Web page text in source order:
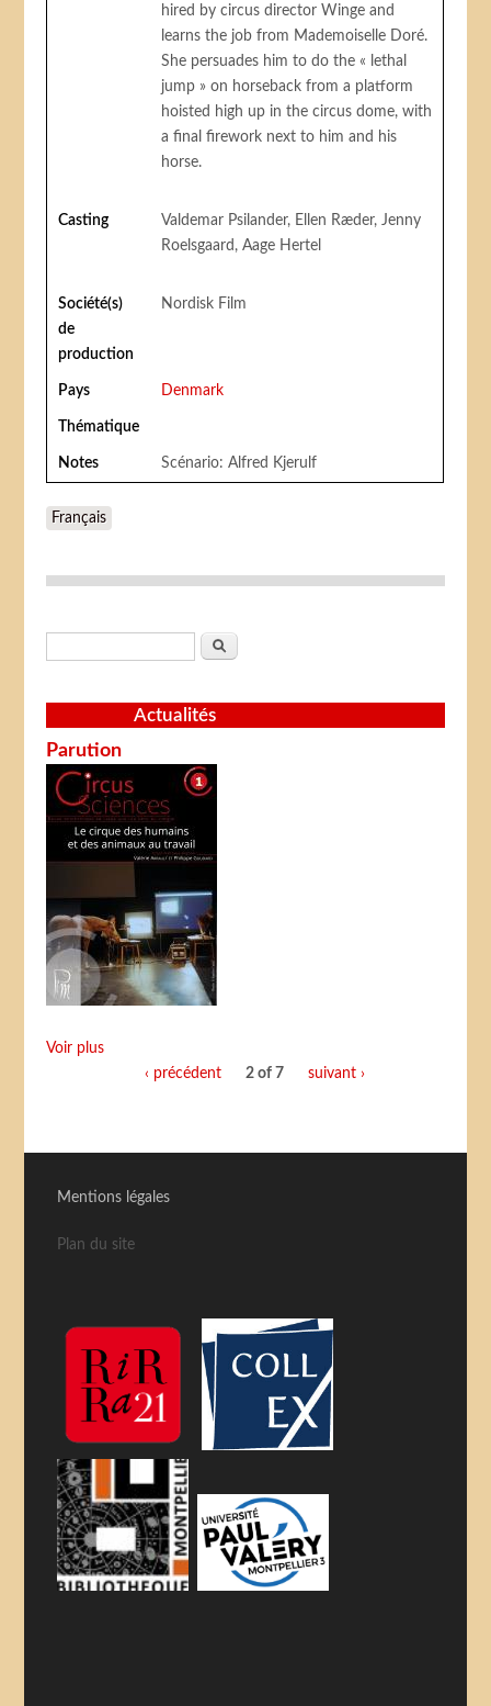
hired by circus director Winge and
learns the job from Mademoiselle Doré.
She persuades him to do the « lethal
jump » on horseback from a platform
hoisted high up in the circus dome, with
a final firework next to him and his
horse.
Casting
Valdemar Psilander, Ellen Ræder, Jenny
Roelsgaard, Aage Hertel
Société(s)
de
production
Nordisk Film
Pays Denmark
Thématique
Notes Scénario: Alfred Kjerulf
Français
Formulaire de recherche
Rechercher
Actualités
Parution
Voir plus
‹ précédent
2 of 7 suivant ›
Mentions légales
Plan du site